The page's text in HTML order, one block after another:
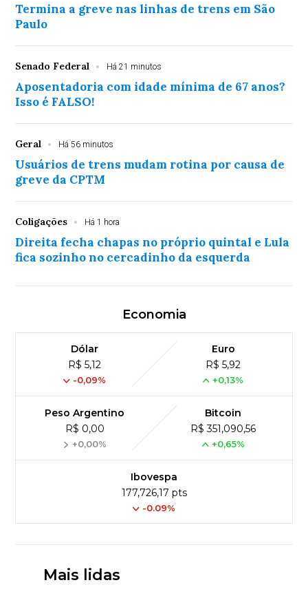
Termina a greve nas linhas de trens em São
Paulo
Senado Federal Há 21 minutos
Aposentadoria com idade mínima de 67 anos?
Isso é FALSO!
Geral Há 56 minutos
Usuários de trens mudam rotina por causa de
greve da CPTM
Coligações Há 1 hora
Direita fecha chapas no próprio quintal e Lula
fica sozinho no cercadinho da esquerda
Economia
Dólar
R$ 5,12
-0,09%
Euro
R$ 5,92
+0,13%
Peso Argentino
R$ 0,00
+0,00%
Bitcoin
R$ 351,090,56
+0,65%
Ibovespa
177,726,17 pts
-0.09%
Mais lidas